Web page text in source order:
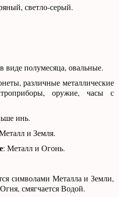
светло-серый.
виде полумесяца, овальные.
различные металлические
оружие, часы с
инь.
и Земля.
: Металл и Огонь.
символами Металла и Земли,
смягчается Водой.